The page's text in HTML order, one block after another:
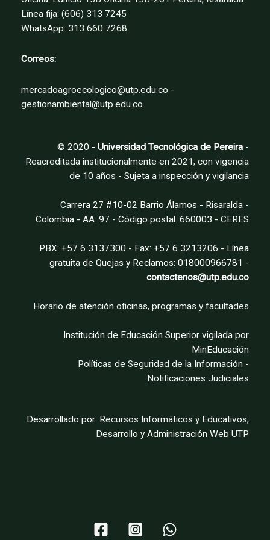
Línea fija: (606) 313 7245
WhatsApp: 313 660 7268
Correos:
mercadoagroecologico@utp.edu.co -
gestionambiental@utp.edu.co
© 2020 - Universidad Tecnológica de Pereira -
Reacreditada institucionalmente en 2021, con vigencia
de 10 años - Sujeta a inspección y vigilancia
Carrera 27 #10-02 Barrio Álamos - Risaralda -
Colombia - AA: 97 - Código postal: 660003 - CERES
PBX: +57 6 3137300 - Fax: +57 6 3213206 - Línea
gratuita de Quejas y Reclamos: 018000966781 -
contactenos@utp.edu.co
Horario de atención oficinas, programas y facultades
Institución de Educación Superior vigilada por
MinEducación
Políticas de Seguridad de la Información -
Notificaciones Judiciales
Desarrollado por: Recursos Informáticos y Educativos,
Desarrollo y Administración Web UTP